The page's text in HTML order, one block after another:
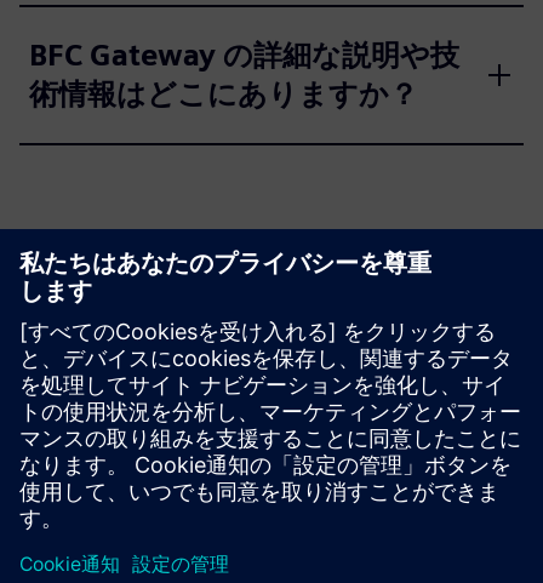
BFC Gateway の詳細な説明や技
術情報はどこにありますか？
今すぐ始める
Contact us